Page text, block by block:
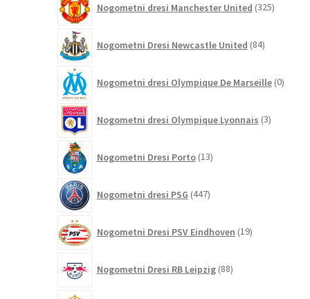
Nogometni dresi Manchester United 325izdelkov
Nogometni Dresi Newcastle United 84izdelkov
Nogometni dresi Olympique De Marseille 0
Nogometni dresi Olympique Lyonnais 3izdelki
Nogometni Dresi Porto 13izdelkov
Nogometni dresi PSG 447izdelkov
Nogometni Dresi PSV Eindhoven 19izdelkov
Nogometni Dresi RB Leipzig 88izdelkov